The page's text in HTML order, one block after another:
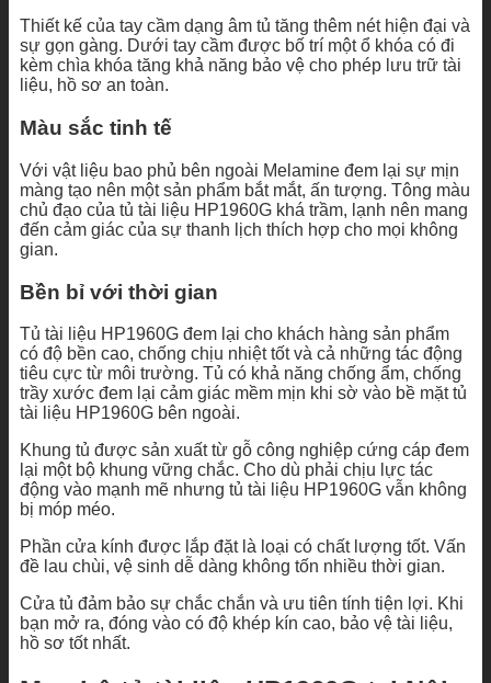
Thiết kế của tay cầm dạng âm tủ tăng thêm nét hiện đại và
sự gọn gàng. Dưới tay cầm được bố trí một ổ khóa có đi
kèm chìa khóa tăng khả năng bảo vệ cho phép lưu trữ tài
liệu, hồ sơ an toàn.
Màu sắc tinh tế
Với vật liệu bao phủ bên ngoài Melamine đem lại sự mịn
màng tạo nên một sản phẩm bắt mắt, ấn tượng. Tông màu
chủ đạo của tủ tài liệu HP1960G khá trầm, lạnh nên mang
đến cảm giác của sự thanh lịch thích hợp cho mọi không
gian.
Bền bỉ với thời gian
Tủ tài liệu HP1960G đem lại cho khách hàng sản phẩm
có độ bền cao, chống chịu nhiệt tốt và cả những tác động
tiêu cực từ môi trường. Tủ có khả năng chống ẩm, chống
trầy xước đem lại cảm giác mềm mịn khi sờ vào bề mặt tủ
tài liệu HP1960G bên ngoài.
Khung tủ được sản xuất từ gỗ công nghiệp cứng cáp đem
lại một bộ khung vững chắc. Cho dù phải chịu lực tác
động vào mạnh mẽ nhưng tủ tài liệu HP1960G vẫn không
bị móp méo.
Phần cửa kính được lắp đặt là loại có chất lượng tốt. Vấn
đề lau chùi, vệ sinh dễ dàng không tốn nhiều thời gian.
Cửa tủ đảm bảo sự chắc chắn và ưu tiên tính tiện lợi. Khi
bạn mở ra, đóng vào có độ khép kín cao, bảo vệ tài liệu,
hồ sơ tốt nhất.